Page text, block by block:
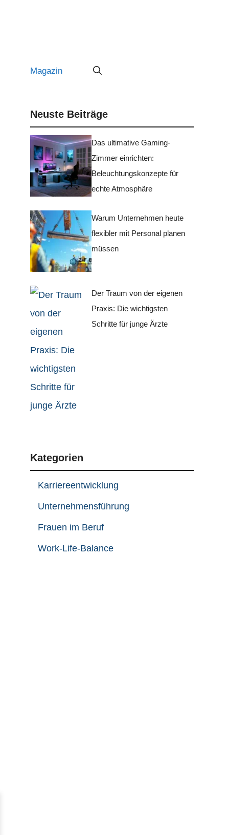
Magazin
Neuste Beiträge
Das ultimative Gaming-
Zimmer einrichten:
Beleuchtungskonzepte für
echte Atmosphäre
Warum Unternehmen heute
flexibler mit Personal planen
müssen
Der Traum von der eigenen
Praxis: Die wichtigsten
Schritte für junge Ärzte
Kategorien
Karriereentwicklung
Unternehmensführung
Frauen im Beruf
Work-Life-Balance